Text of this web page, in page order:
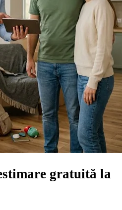
gratuită la